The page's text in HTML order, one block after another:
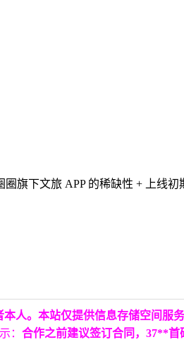
旗下文旅 APP 的稀缺性 + 上
人。本站仅提供信息存储空间
： 合作之前建议签订合同，37**